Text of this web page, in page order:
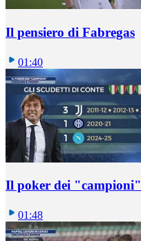
Il pensiero di Fabregas
01:40
Il poker dei "campioni"
01:48